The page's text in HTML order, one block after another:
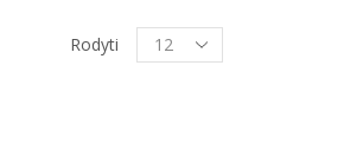
Rodyti
Products
per